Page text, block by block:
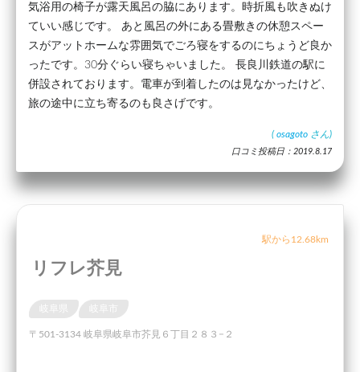
気浴用の椅子が露天風呂の脇にあります。時折風も吹きぬけ
ていい感じです。 あと風呂の外にある畳敷きの休憩スペー
スがアットホームな雰囲気でごろ寝をするのにちょうど良か
ったです。30分ぐらい寝ちゃいました。 長良川鉄道の駅に
併設されております。電車が到着したのは見なかったけど、
旅の途中に立ち寄るのも良さげです。
( osagoto さん)
口コミ投稿日：2019.8.17
駅から12.68km
リフレ芥見
岐阜県 岐阜市
〒501-3134 岐阜県岐阜市芥見６丁目２８３−２